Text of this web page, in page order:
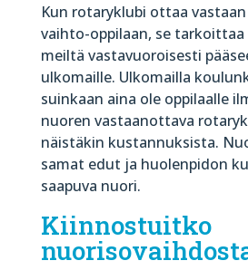
Kun rotaryklubi ottaa
vaihto-oppilaan, se tarkoittaa
meiltä vastavuoroisesti
ulkomaille. Ulkomailla
suinkaan aina ole oppilaalle
nuoren vastaanottava
näistäkin kustannuksista.
samat edut ja huolenpidon
saapuva nuori.
Kiinnostuitko